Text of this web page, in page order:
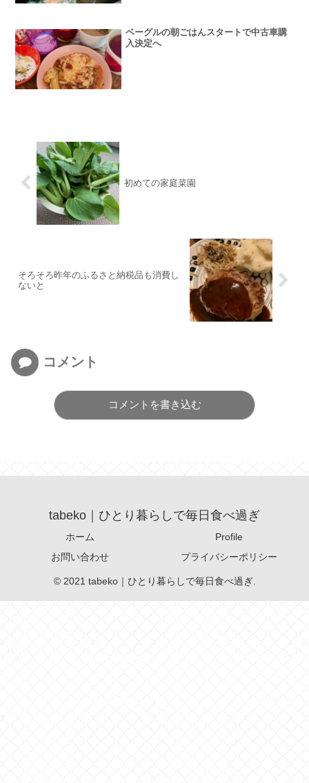
ベーグルの朝ごはんスタートで中古車購
入決定へ
初めての家庭菜園
そろそろ昨年のふるさと納税品も消費し
ないと
コメント
コメントを書き込む
tabeko｜ひとり暮らしで毎日食べ過ぎ
ホーム
Profile
お問い合わせ
プライバシーポリシー
© 2021 tabeko｜ひとり暮らしで毎日食べ過ぎ.